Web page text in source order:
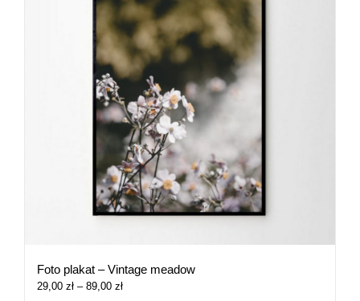
Foto plakat – Vintage meadow
29,00 zł – 89,00 złZakres